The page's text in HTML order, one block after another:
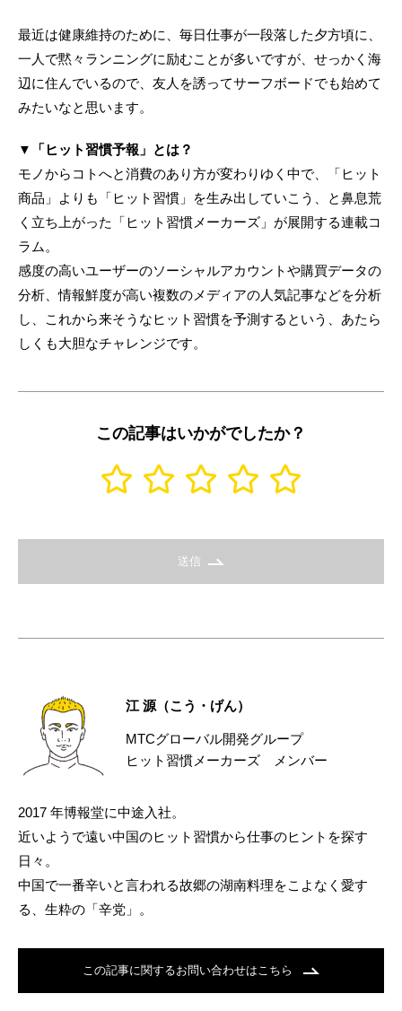
最近は健康維持のために、毎日仕事が一段落した夕方頃に、
一人で黙々ランニングに励むことが多いですが、せっかく海
辺に住んでいるので、友人を誘ってサーフボードでも始めて
みたいなと思います。
▼「ヒット習慣予報」とは？
モノからコトへと消費のあり方が変わりゆく中で、「ヒット
商品」よりも「ヒット習慣」を生み出していこう、と鼻息荒
く立ち上がった「ヒット習慣メーカーズ」が展開する連載コ
ラム。
感度の高いユーザーのソーシャルアカウントや購買データの
分析、情報鮮度が高い複数のメディアの人気記事などを分析
し、これから来そうなヒット習慣を予測するという、あたら
しくも大胆なチャレンジです。
この記事はいかがでしたか？
送信
江 源（こう・げん）
MTCグローバル開発グループ
ヒット習慣メーカーズ メンバー
2017 年博報堂に中途入社。
近いようで遠い中国のヒット習慣から仕事のヒントを探す
日々。
中国で一番辛いと言われる故郷の湖南料理をこよなく愛す
る、生粋の「辛党」。
この記事に関するお問い合わせはこちら